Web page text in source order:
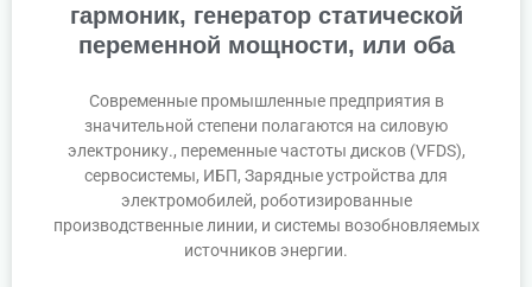
гармоник, генератор статической
переменной мощности, или оба
Современные промышленные предприятия в
значительной степени полагаются на силовую
электронику., переменные частоты дисков (VFDS),
сервосистемы, ИБП, Зарядные устройства для
электромобилей, роботизированные
производственные линии, и системы возобновляемых
источников энергии.